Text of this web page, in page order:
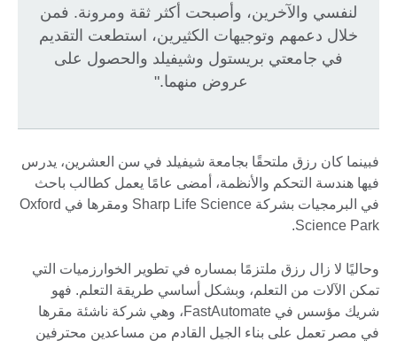
لنفسي والآخرين، وأصبحت أكثر ثقة ومرونة. فمن
خلال دعمهم وتوجيهات الكثيرين، استطعت التقديم
في جامعتي بريستول وشيفيلد والحصول على
عروض منهما."
فبينما كان رزق ملتحقًا بجامعة شيفيلد في سن العشرين، يدرس
فيها هندسة التحكم والأنظمة، أمضى عامًا يعمل كطالب باحث
في البرمجيات بشركة Sharp Life Science ومقرها في Oxford
Science Park.
وحاليًا لا زال رزق ملتزمًا بمساره في تطوير الخوارزميات التي
تمكن الآلات من التعلم، وبشكل أساسي طريقة التعلم. فهو
شريك مؤسس في FastAutomate، وهي شركة ناشئة مقرها
في مصر تعمل على بناء الجيل القادم من مساعدين محترفين